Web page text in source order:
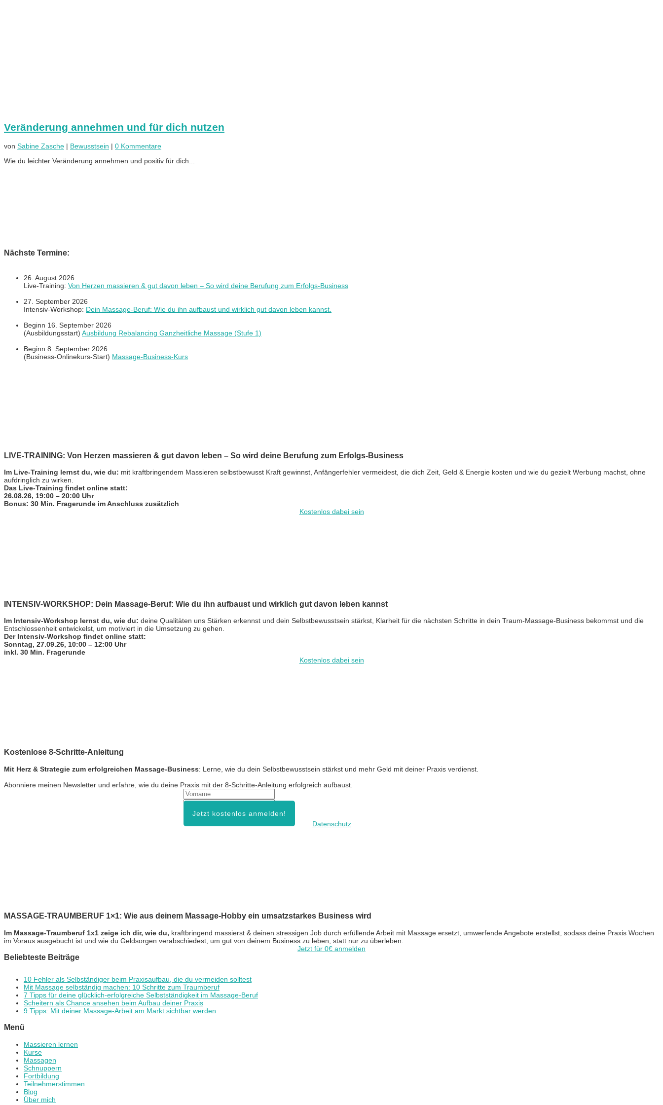
Veränderung annehmen und für dich nutzen
von Sabine Zasche | Bewusstsein | 0 Kommentare
Wie du leichter Veränderung annehmen und positiv für dich...
Nächste Termine:
26. August 2026
Live-Training: Von Herzen massieren & gut davon leben – So wird deine Berufung zum Erfolgs-Business
27. September 2026
Intensiv-Workshop: Dein Massage-Beruf: Wie du ihn aufbaust und wirklich gut davon leben kannst.
Beginn 16. September 2026
(Ausbildungsstart) Ausbildung Rebalancing Ganzheitliche Massage (Stufe 1)
Beginn 8. September 2026
(Business-Onlinekurs-Start) Massage-Business-Kurs
LIVE-TRAINING: Von Herzen massieren & gut davon leben – So wird deine Berufung zum Erfolgs-Business
Im Live-Training lernst du, wie du: mit kraftbringendem Massieren selbstbewusst Kraft gewinnst, Anfängerfehler vermeidest, die dich Zeit, Geld & Energie kosten und wie du gezielt Werbung machst, ohne
aufdringlich zu wirken.
Das Live-Training findet online statt:
26.08.26, 19:00 – 20:00 Uhr
Bonus: 30 Min. Fragerunde im Anschluss zusätzlich
Kostenlos dabei sein
INTENSIV-WORKSHOP: Dein Massage-Beruf: Wie du ihn aufbaust und wirklich gut davon leben kannst
Im Intensiv-Workshop lernst du, wie du: deine Qualitäten uns Stärken erkennst und dein Selbstbewusstsein stärkst, Klarheit für die nächsten Schritte in dein Traum-Massage-Business bekommst und die
Entschlossenheit entwickelst, um motiviert in die Umsetzung zu gehen.
Der Intensiv-Workshop findet online statt:
Sonntag, 27.09.26, 10:00 – 12:00 Uhr
inkl. 30 Min. Fragerunde
Kostenlos dabei sein
Kostenlose 8-Schritte-Anleitung
Mit Herz & Strategie zum erfolgreichen Massage-Business: Lerne, wie du dein Selbstbewusstsein stärkst und mehr Geld mit deiner Praxis verdienst.
Abonniere meinen Newsletter und erfahre, wie du deine Praxis mit der 8-Schritte-Anleitung erfolgreich aufbaust.
Jetzt kostenlos anmelden!
Datenschutz
MASSAGE-TRAUMBERUF 1×1: Wie aus deinem Massage-Hobby ein umsatzstarkes Business wird
Im Massage-Traumberuf 1x1 zeige ich dir, wie du, kraftbringend massierst & deinen stressigen Job durch erfüllende Arbeit mit Massage ersetzt, umwerfende Angebote erstellst, sodass deine Praxis Wochen
im Voraus ausgebucht ist und wie du Geldsorgen verabschiedest, um gut von deinem Business zu leben, statt nur zu überleben.
Jetzt für 0€ anmelden
Beliebteste Beiträge
10 Fehler als Selbständiger beim Praxisaufbau, die du vermeiden solltest
Mit Massage selbständig machen: 10 Schritte zum Traumberuf
7 Tipps für deine glücklich-erfolgreiche Selbstständigkeit im Massage-Beruf
Scheitern als Chance ansehen beim Aufbau deiner Praxis
9 Tipps: Mit deiner Massage-Arbeit am Markt sichtbar werden
Menü
Massieren lernen
Kurse
Massagen
Schnuppern
Fortbildung
Teilnehmerstimmen
Blog
Über mich